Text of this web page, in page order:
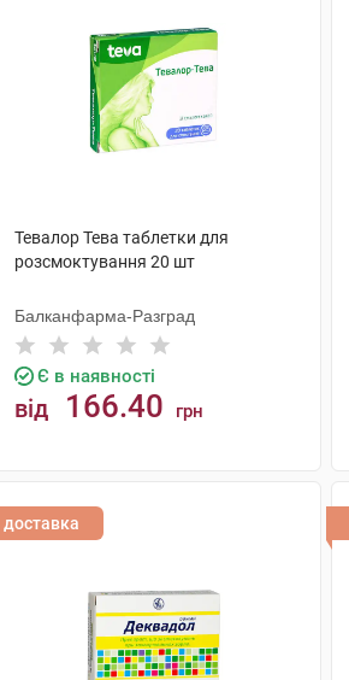
Тевалор Тева таблетки для
розсмоктування 20 шт
Балканфарма-Разград
Є в наявності
від 166.40 грн
доставка